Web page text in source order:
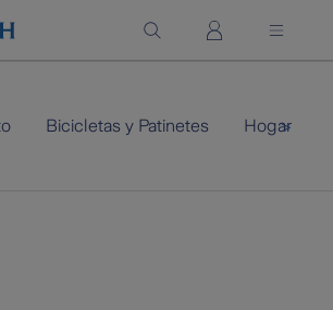
Bicicletas y Patinetes Hogar
>